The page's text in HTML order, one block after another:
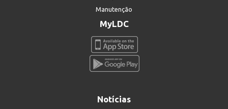
Manutenção
MyLDC
Notícias